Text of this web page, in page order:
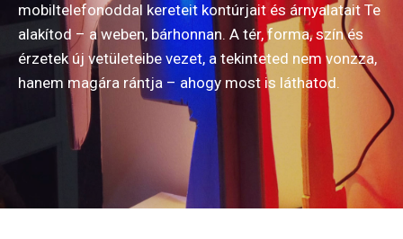
mobiltelefonoddal kereteit kontúrjait és árnyalatait Te
alakítod – a weben, bárhonnan. A tér, forma, szín és
érzetek új vetületeibe vezet, a tekinteted nem vonzza,
hanem magára rántja – ahogy most is láthatod.